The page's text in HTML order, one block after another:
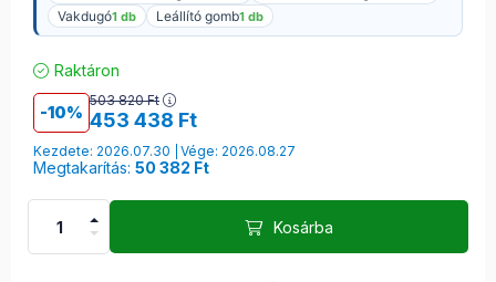
Vakdugó1 db Leállító gomb1 db
Raktáron
10
503 820Ft
453 438 Ft
Kezdete: 2026.07.30 Vége: 2026.08.27
Megtakarítás: 50 382 Ft
Kosárba